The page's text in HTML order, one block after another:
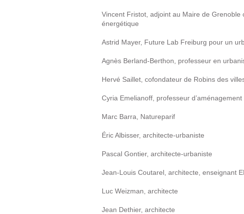
Vincent Fristot, adjoint au Maire de
énergétique
Astrid Mayer, Future Lab Freiburg pour un
Agnès Berland-Berthon, professeur en
Hervé Saillet, cofondateur de Robins des
Cyria Emelianoff, professeur
Marc Barra, Natureparif
Éric Albisser, architecte-urbaniste
Pascal Gontier, architecte-urbaniste
Jean-Louis Coutarel, architecte, enseignant
Luc Weizman, architecte
Jean Dethier, architecte